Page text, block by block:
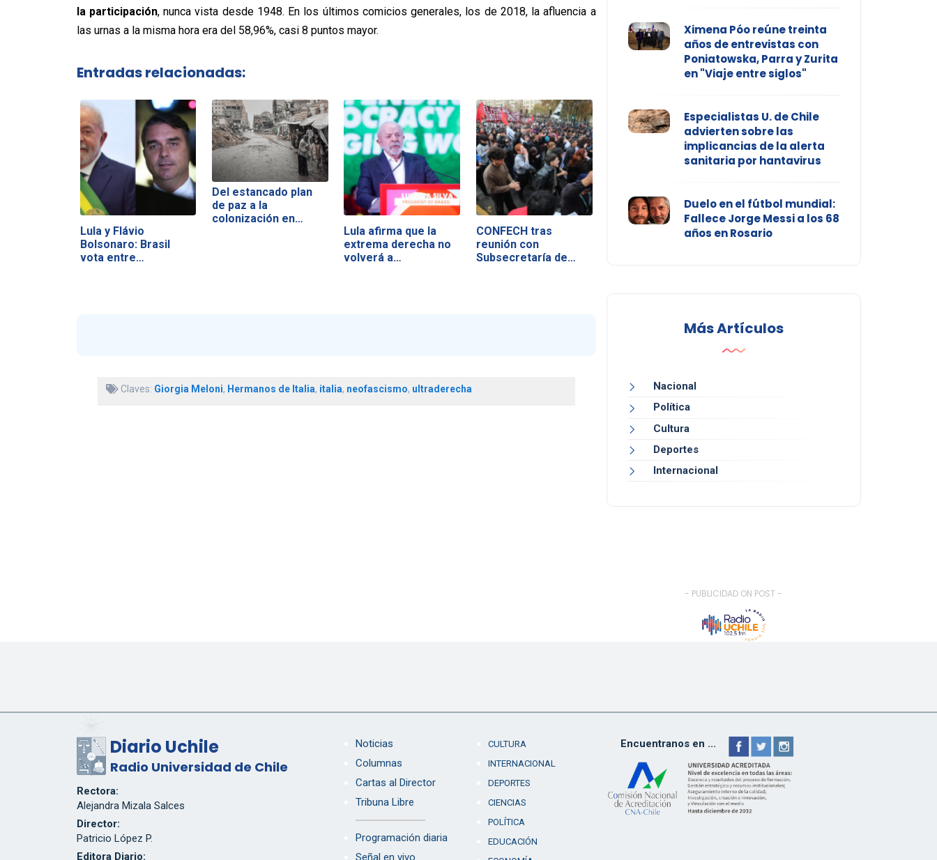
la participación, nunca vista desde 1948. En los últimos comicios generales, los de 2018, la afluencia a
las urnas a la misma hora era del 58,96%, casi 8 puntos mayor.
Entradas relacionadas:
Lula y Flávio
Bolsonaro: Brasil
vota entre
Del estancado plan
de paz a la
colonización en…
Lula afirma que la
extrema derecha no
volverá a…
CONFECH tras
reunión con
Subsecretaría de
Claves: Giorgia Meloni, Hermanos de Italia, italia, neofascismo, ultraderecha
Ximena Póo reúne treinta
años de entrevistas con
Poniatowska, Parra y Zurita
en "Viaje entre siglos"
Especialistas U. de Chile
advierten sobre las
implicancias de la alerta
sanitaria por hantavirus
Duelo en el fútbol mundial:
Fallece Jorge Messi a los 68
años en Rosario
Más Artículos
Nacional
Política
Cultura
Deportes
Internacional
- PUBLICIDAD ON POST -
Diario Uchile
Radio Universidad de Chile
Rectora:
Alejandra Mizala Salces
Director:
Patricio López P.
Editora Diario:
Noticias
Columnas
Cartas al Director
Tribuna Libre
Programación diaria
Señal en vivo
CULTURA
INTERNACIONAL
DEPORTES
CIENCIAS
POLÍTICA
EDUCACIÓN
Encuentranos en ...